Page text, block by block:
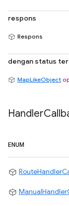
respons
Respons
dengan status
MapLikeObject
Handler
ENUM